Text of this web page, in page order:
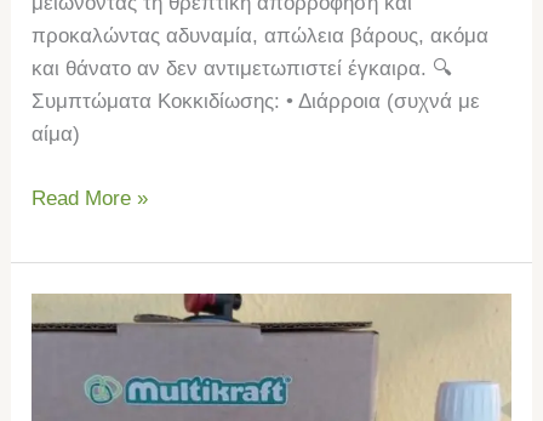
προκαλώντας αδυναμία, απώλεια βάρους, ακόμα
και θάνατο αν δεν αντιμετωπιστεί έγκαιρα. 🔍
Συμπτώματα Κοκκιδίωσης: • Διάρροια (συχνά με
αίμα)
Read More »
Μικροοργανισμοί